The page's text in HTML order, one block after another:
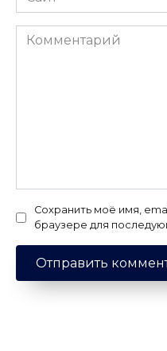
Комментарий
Сохранить моё имя,
браузере для